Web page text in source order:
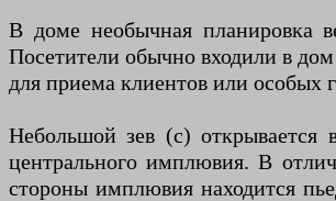
В доме необычная планировка
Посетители обычно входили в
для приема клиентов или особых
Небольшой зев (c)
центрального имплювия. В
стороны имплювия находится